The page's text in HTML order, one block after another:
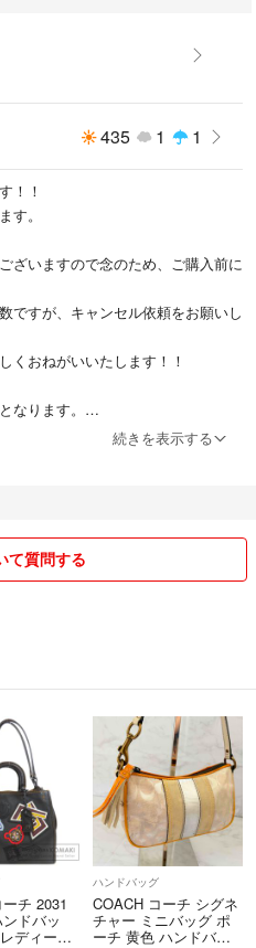
435 1 1
！！
す。
ざいますので念のため、ご購入前に
ですが、キャンセル依頼をお願いし
くおねがいいたします！！
ります。
ございますがご了承下さい。
りませんので、お返事も差し控え
いただけますと幸いです。
す。
続きを表示する
て質問する
チ 2031
ドバッ
ディー
ハンドバッグ
COACH コーチ シグネ
チャー ミニバッグ ポ
ーチ 黄色 ハンドバッ